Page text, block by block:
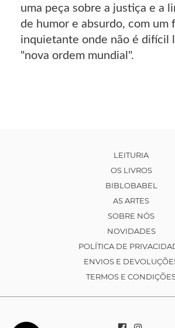
uma peça sobre a justiça e a
de humor e absurdo, com um
inquietante onde não é difícil
"nova ordem mundial".
LEITURIA
OS LIVROS
BIBLOBABEL
AS ARTES
SOBRE NÓS
NOVIDADES
POLÍTICA DE
ENVIOS E
TERMOS E